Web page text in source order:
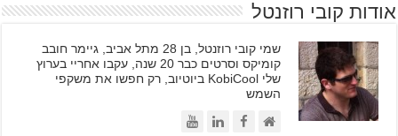
אודות קובי רוזנטל
שמי קובי רוזנטל, בן 28 מתל אביב, גיימר חובב
קומיקס וסרטים כבר 20 שנה, עקבו אחריי בערוץ
שלי KobiCool ביוטיוב, רק חפשו את משקפי
השמש